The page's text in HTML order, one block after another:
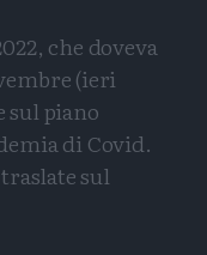
che doveva
(ieri
sul piano
di Covid.
sul